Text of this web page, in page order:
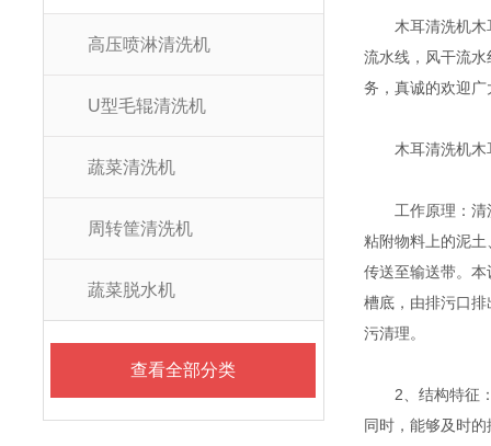
高压喷淋清洗机
U型毛辊清洗机
蔬菜清洗机
周转筐清洗机
蔬菜脱水机
查看全部分类
木耳清洗机木耳
流水线，风干流
务，真诚的欢迎
木耳清洗机木
工作原理：清洗
粘附物料上的泥
传送至输送带。
槽底，由排污口
污清理。
2、结构特征：
同时，能够及时